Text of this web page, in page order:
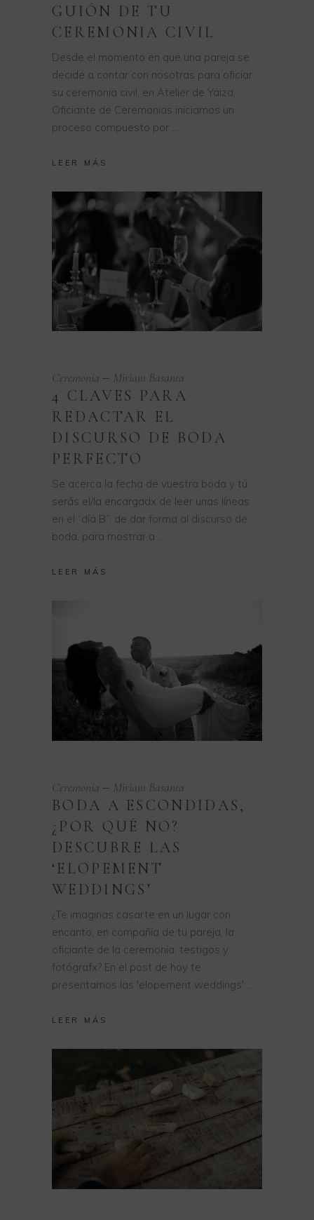
GUIÓN DE TU
CEREMONIA CIVIL
Desde el momento en que una pareja se
decide a contar con nosotras para oficiar
su ceremonia civil, en Atelier de Yaiza,
Oficiante de Ceremonias iniciamos un
proceso compuesto por
LEER MÁS
Ceremonia Miriam Basanta
4 CLAVES PARA
REDACTAR EL
DISCURSO DE BODA
PERFECTO
Se acerca la fecha de vuestra boda y tú
serás el/la encargadx de leer unas líneas
en el “día B”, de dar forma al discurso de
boda, para mostrar a
LEER MÁS
Ceremonia Miriam Basanta
BODA A ESCONDIDAS,
¿POR QUÉ NO?
DESCUBRE LAS
‘ELOPEMENT
WEDDINGS’
¿Te imaginas casarte en un lugar con
encanto, en compañía de tu pareja, la
oficiante de la ceremonia, testigos y
fotógrafx? En el post de hoy te
presentamos las 'elopement weddings'
LEER MÁS